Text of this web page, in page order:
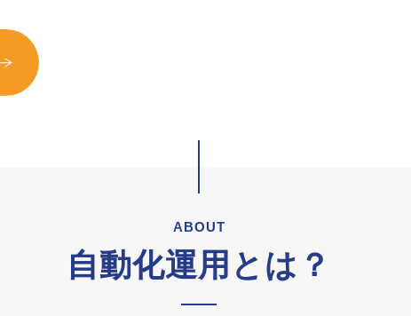
ABOUT
自動化運用とは？